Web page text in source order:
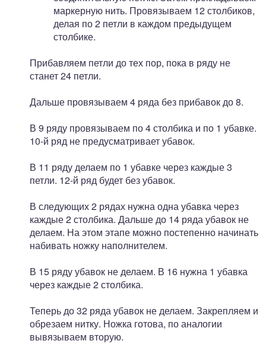
маркерную нить. Провязываем 12 столбиков,
делая по 2 петли в каждом предыдущем
столбике.
Прибавляем петли до тех пор, пока в ряду не
станет 24 петли.
Дальше провязываем 4 ряда без прибавок до 8.
В 9 ряду провязываем по 4 столбика и по 1 убавке.
10-й ряд не предусматривает убавок.
В 11 ряду делаем по 1 убавке через каждые 3
петли. 12-й ряд будет без убавок.
В следующих 2 рядах нужна одна убавка через
каждые 2 столбика. Дальше до 14 ряда убавок не
делаем. На этом этапе можно постепенно начинать
набивать ножку наполнителем.
В 15 ряду убавок не делаем. В 16 нужна 1 убавка
через каждые 2 столбика.
Теперь до 32 ряда убавок не делаем. Закрепляем и
обрезаем нитку. Ножка готова, по аналогии
вывязываем вторую.